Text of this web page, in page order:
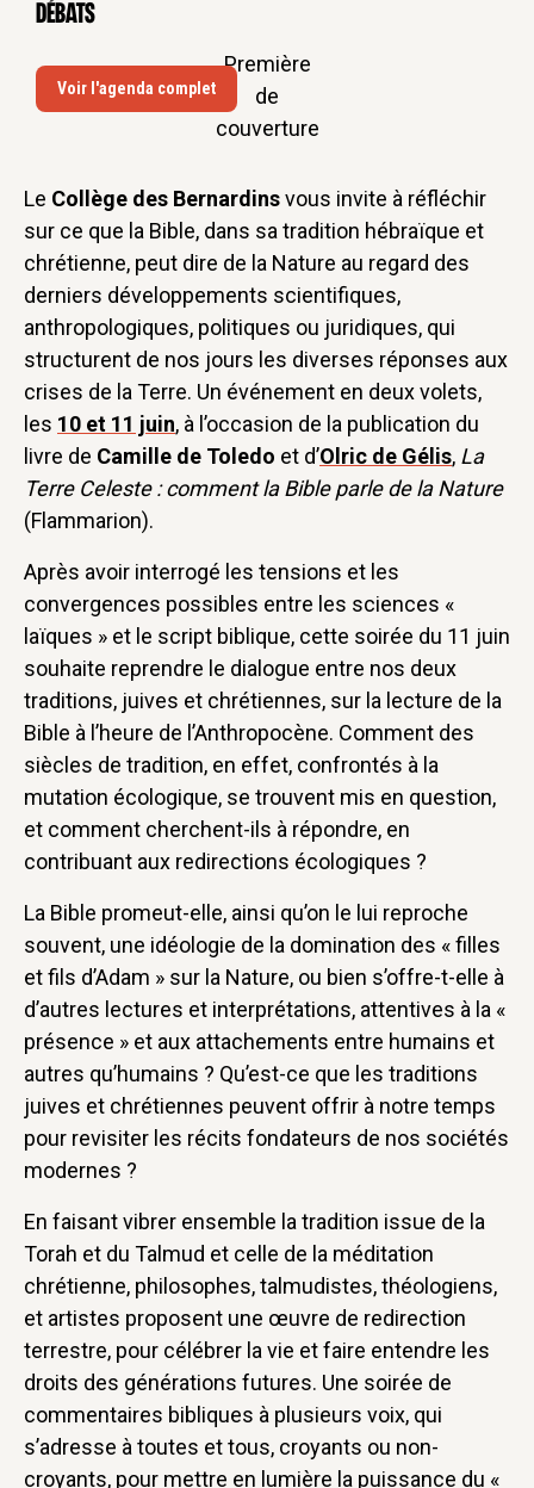
débats
Voir l'agenda complet
Première
de
couverture
Le Collège des Bernardinsvous invite à réfléchir
sur ce que la Bible, dans sa tradition hébraïque et
chrétienne, peut dire de la Nature au regard des
derniers développements scientifiques,
anthropologiques, politiques ou juridiques, qui
structurent de nos jours les diverses réponses aux
crises de la Terre. Un événement en deux volets,
les 10 et 11 juin, à l’occasion de la publication du
livre de Camille de Toledo et d’Olric de Gélis, La
Terre Celeste : comment la Bible parle de la Nature
(Flammarion).
Après avoir interrogé les tensions et les
convergences possibles entre les sciences «
laïques » et le script biblique, cette soirée du 11 juin
souhaite reprendre le dialogue entre nos deux
traditions, juives et chrétiennes, sur la lecture de la
Bible à l’heure de l’Anthropocène. Comment des
siècles de tradition, en effet, confrontés à la
mutation écologique, se trouvent mis en question,
et comment cherchent-ils à répondre, en
contribuant aux redirections écologiques ?
La Bible promeut-elle, ainsi qu’on le lui reproche
souvent, une idéologie de la domination des « filles
et fils d’Adam » sur la Nature, ou bien s’offre-t-elle à
d’autres lectures et interprétations, attentives à la «
présence » et aux attachements entre humains et
autres qu’humains ? Qu’est-ce que les traditions
juives et chrétiennes peuvent offrir à notre temps
pour revisiter les récits fondateurs de nos sociétés
modernes ?
En faisant vibrer ensemble la tradition issue de la
Torah et du Talmud et celle de la méditation
chrétienne, philosophes, talmudistes, théologiens,
et artistes proposent une œuvre de redirection
terrestre, pour célébrer la vie et faire entendre les
droits des générations futures. Une soirée de
commentaires bibliques à plusieurs voix, qui
s’adresse à toutes et tous, croyants ou non-
croyants, pour mettre en lumière la puissance du «